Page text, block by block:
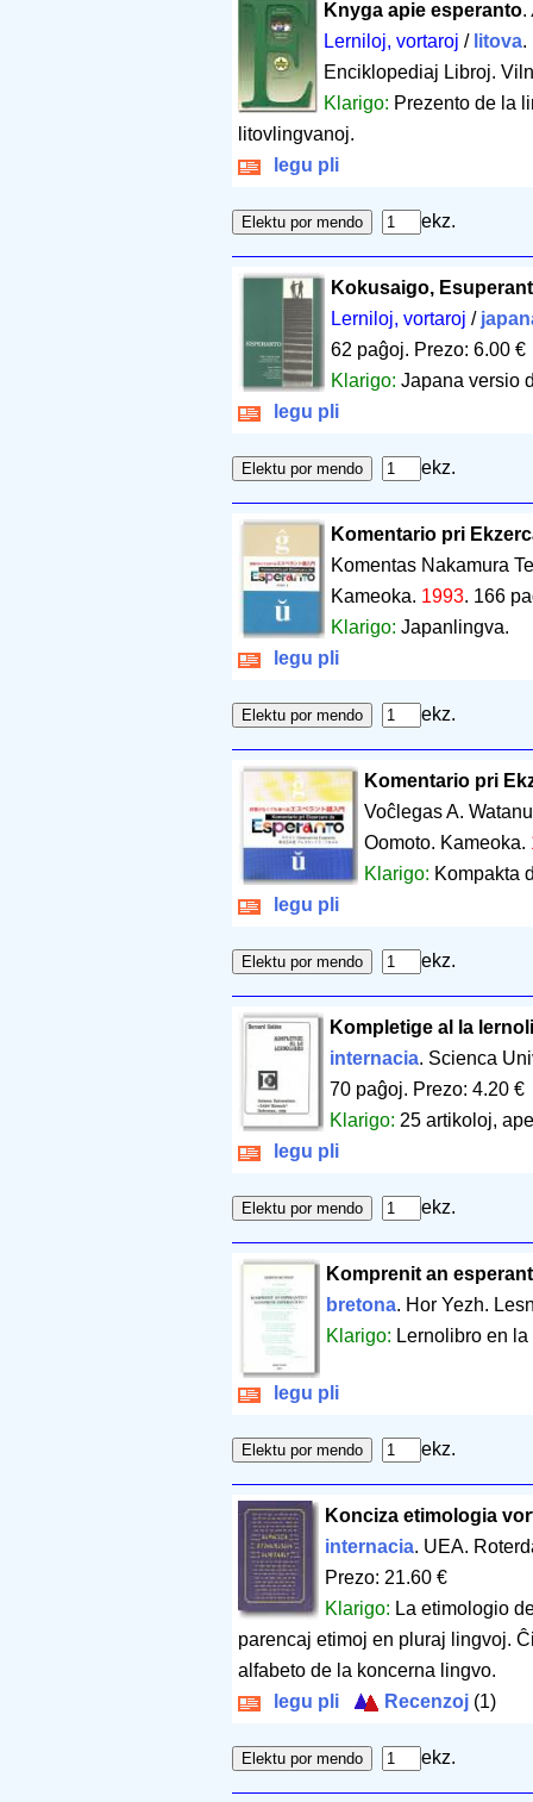
Knyga apie esperanto.
Lerniloj, vortaroj / litova.
Enciklopediaj Libroj.
Klarigo: Prezento de la
litovlingvanoj.
legu pli
ekz.
Kokusaigo,
Lerniloj, vortaroj /
62 paĝoj. Prezo: 6.00 €
Klarigo: Japana versio
legu pli
ekz.
Komentario pri
Komentas Nakamura
Kameoka. 1993. 166
Klarigo: Japanlingva.
legu pli
ekz.
Komentario pri
Voĉlegas A.
Oomoto. Kameoka.
Klarigo: Kompakta
legu pli
ekz.
Kompletige al la
internacia. Scienca
70 paĝoj. Prezo: 4.20 €
Klarigo: 25 artikoloj,
legu pli
ekz.
Komprenit an
bretona. Hor Yezh.
Klarigo: Lernolibro en
legu pli
ekz.
Konciza etimologia
internacia. UEA.
Prezo: 21.60 €
Klarigo: La etimologio
parencaj etimoj en pluraj lingvoj.
alfabeto de la koncerna lingvo.
legu pli
Recenzoj (1)
ekz.